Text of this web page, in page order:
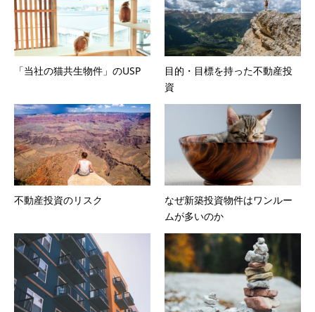
「当社の猫共生物件」のUSP
目的・目標を持った不動産投
資
不動産投資のリスク
なぜ新築投資物件はワンルー
ムが多いのか